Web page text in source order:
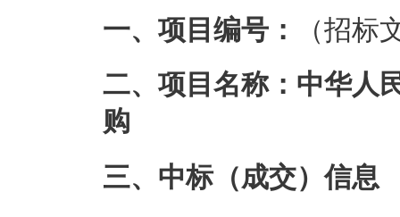
一、项目编号：
（招标
二、项目名称：中华人
购
三、中标（成交）信息